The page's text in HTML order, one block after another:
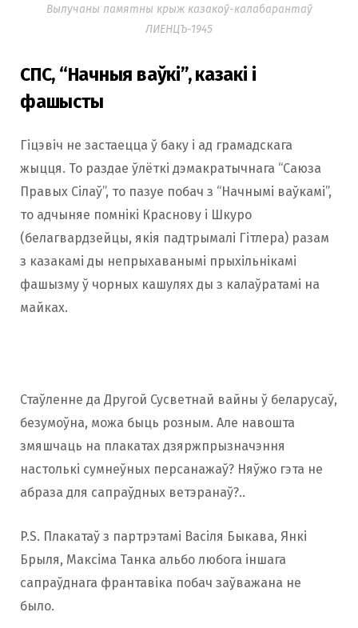
Вылучаны памятны крыж казакоў-калабарантаў
ЛИЕНЦЪ-1945
СПС, “Начныя ваўкі”, казакі і
фашысты
Гіцэвіч не застаецца ў баку і ад грамадскага
жыцця. То раздае ўлёткі дэмакратычнага “Саюза
Правых Сілаў”, то пазуе побач з “Начнымі ваўкамі”,
то адчыняе помнікі Краснову і Шкуро
(белагвардзейцы, якія падтрымалі Гітлера) разам
з казакамі ды непрыхаванымі прыхільнікамі
фашызму ў чорных кашулях ды з калаўратамі на
майках.
Стаўленне да Другой Сусветнай вайны ў беларусаў,
безумоўна, можа быць розным. Але навошта
змяшчаць на плакатах дзяржпрызначэння
настолькі сумнеўных персанажаў? Няўжо гэта не
абраза для сапраўдных ветэранаў?..
P.S. Плакатаў з партрэтамі Васіля Быкава, Янкі
Брыля, Максіма Танка альбо любога іншага
сапраўднага франтавіка побач заўважана не
было.